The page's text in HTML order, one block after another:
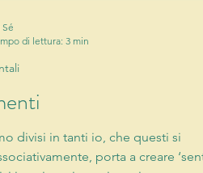
divisi in tanti io, che questi si
porta a creare
di lettura: 3 min